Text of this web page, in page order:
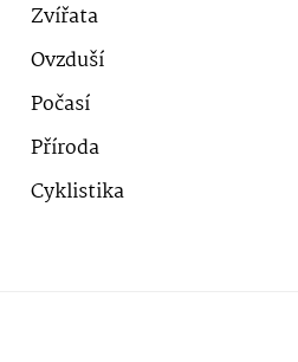
Zvířata
Ovzduší
Počasí
Příroda
Cyklistika